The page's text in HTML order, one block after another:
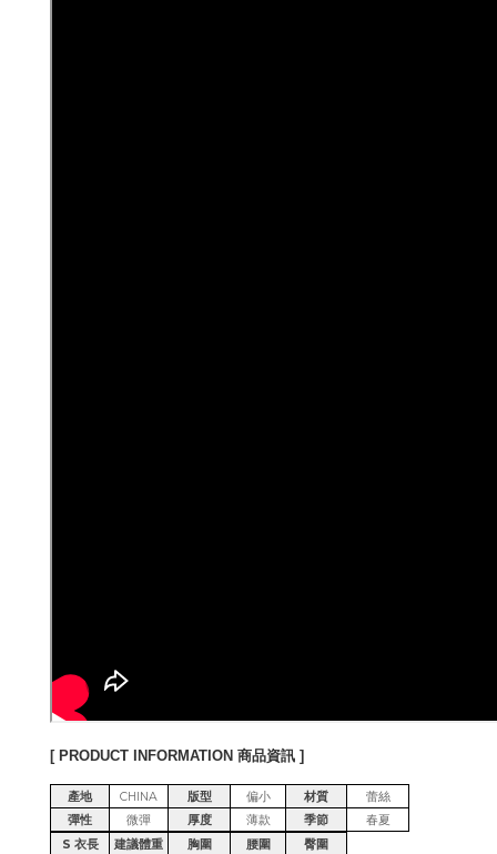
[ PRODUCT INFORMATION 商品資訊 ]
產地 CHINA 版型 偏小 材質
蕾絲
彈性
微彈 厚度 薄款 季節
春夏
S 衣長
建議體重 胸圍 腰圍
臀圍